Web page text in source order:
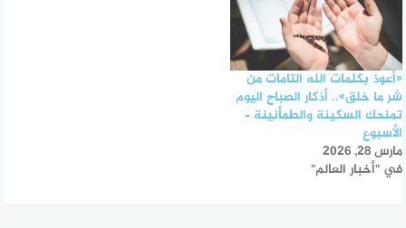
«أعوذ بكلمات الله التامات من
شر ما خلق».. أذكار الصباح اليوم
تمنحك السكينة والطمأنينة –
الأسبوع
مارس 28, 2026
في "أخبار العالم"